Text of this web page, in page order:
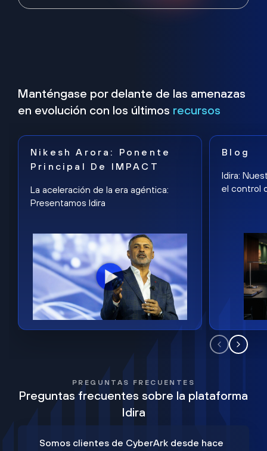
Manténgase por delante de las amenazas
en evolución con los últimos recursos
Nikesh Arora: Ponente
Principal De IMPACT
La aceleración de la era agéntica:
Presentamos Idira
Blog
Idira:
el control
PREGUNTAS FRECUENTES
Preguntas frecuentes sobre la plataforma
Idira
Somos clientes de CyberArk desde hace